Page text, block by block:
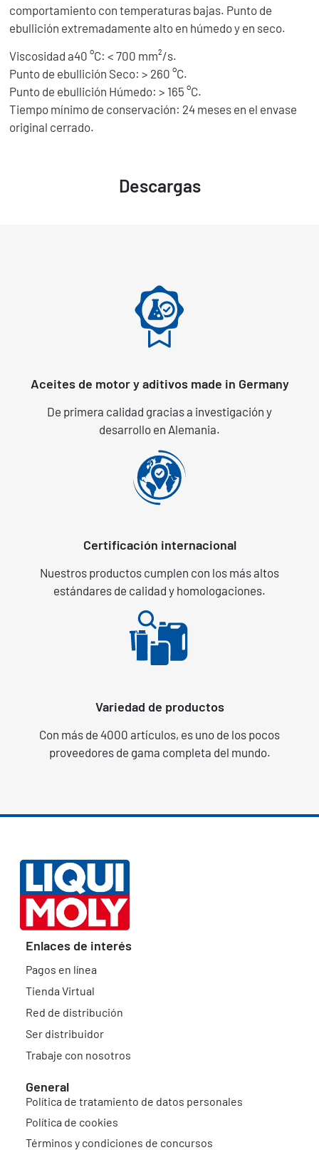
Descargas
comportamiento con temperaturas bajas. Punto de
ebullición extremadamente alto en húmedo y en seco.
Viscosidad a40 °C: < 700 mm²/s.
Punto de ebullición Seco: > 260 °C.
Punto de ebullición Húmedo: > 165 °C.
Tiempo mínimo de conservación: 24 meses en el envase
original cerrado.
Aceites de motor y aditivos made in Germany
De primera calidad gracias a investigación y
desarrollo en Alemania.
Certificación internacional
Nuestros productos cumplen con los más altos
estándares de calidad y homologaciones.
Variedad de productos
Con más de 4000 artículos, es uno de los pocos
proveedores de gama completa del mundo.
Enlaces de interés
Pagos en línea
Tienda Virtual
Red de distribución
Ser distribuidor
Trabaje con nosotros
General
Política de tratamiento de datos personales
Política de cookies
Términos y condiciones de concursos